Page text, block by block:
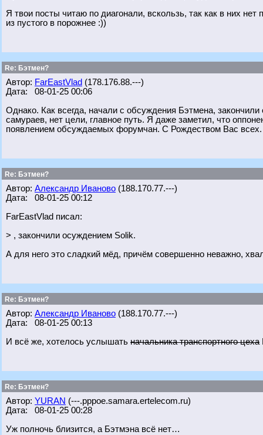
Я твои посты читаю по диагонали, вскользь, так как в них
из пустого в порожнее :))
Re: Бэтмен?
Автор: FarEastVlad (178.176.88.---)
Дата: 08-01-25 00:06
Однако. Как всегда, начали с обсуждения Бэтмена,
самураев, нет цели, главное путь. Я даже заметил, что
появлением обсуждаемых форумчан. С Рождеством Вас всех.
Re: Бэтмен?
Автор: Александр Иваново (188.170.77.---)
Дата: 08-01-25 00:12
FarEastVlad писал:
> , закончили осуждением Solik.
А для него это сладкий мёд, причём совершенно неважно,
Re: Бэтмен?
Автор: Александр Иваново (188.170.77.---)
Дата: 08-01-25 00:13
И всё же, хотелось услышать начальника транспортного цеха
Re: Бэтмен?
Автор: YURAN (---.pppoe.samara.ertelecom.ru)
Дата: 08-01-25 00:28
Уж полночь близится, а Бэтмэна всё нет…